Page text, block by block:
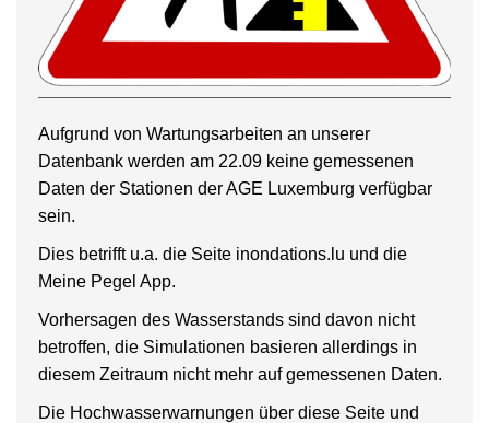
Aufgrund von Wartungsarbeiten an unserer
Datenbank werden am 22.09 keine gemessenen
Daten der Stationen der AGE Luxemburg verfügbar
sein.
Dies betrifft u.a. die Seite inondations.lu und die
Meine Pegel App.
Vorhersagen des Wasserstands sind davon nicht
betroffen, die Simulationen basieren allerdings in
diesem Zeitraum nicht mehr auf gemessenen Daten.
Die Hochwasserwarnungen über diese Seite und